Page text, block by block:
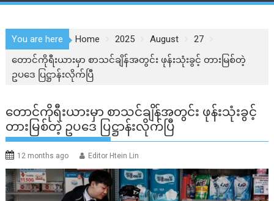
You are here Home 2025 August
27
တောင်ကိုရီးယားမှာ စာသင်ချိန်အတွင်း ဖုန်းသုံးခွင့် တားမြစ်တဲ့
ဥပဒေ ပြဋ္ဌာန်းလိုက်ပြီ
တောင်ကိုရီးယားမှာ စာသင်ချိန်အတွင်း ဖုန်းသုံးခွင့်
တားမြစ်တဲ့ ဥပဒေ ပြဋ္ဌာန်းလိုက်ပြီ
12 months ago Editor Htein Lin